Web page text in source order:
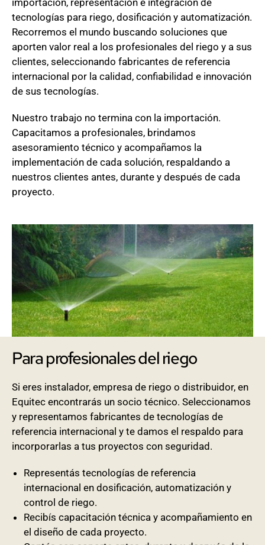
tecnologías para riego, dosificación y automatización.
Recorremos el mundo buscando soluciones que
aporten valor real a los profesionales del riego y a sus
clientes, seleccionando fabricantes de referencia
internacional por la calidad, confiabilidad e innovación
de sus tecnologías.
Nuestro trabajo no termina con la importación.
Capacitamos a profesionales, brindamos
asesoramiento técnico y acompañamos la
implementación de cada solución, respaldando a
nuestros clientes antes, durante y después de cada
proyecto.
Para profesionales del riego
Si eres instalador, empresa de riego o distribuidor, en
Equitec encontrarás un socio técnico. Seleccionamos
y representamos fabricantes de tecnologías de
referencia internacional y te damos el respaldo para
incorporarlas a tus proyectos con seguridad.
Representás tecnologías de referencia
internacional en dosificación, automatización y
control de riego.
Recibís capacitación técnica y acompañamiento en
el diseño de cada proyecto.